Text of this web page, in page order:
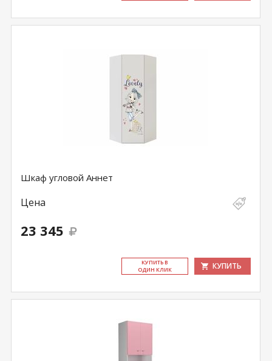
Шкаф угловой Аннет
Цена
23 345
КУ­ПИТЬ В
ОДИН КЛИК
КУПИТЬ